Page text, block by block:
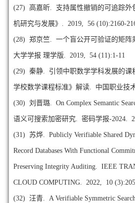
(27) 高嘉昕. 支持属性撤销的可追踪
机研究与发展》. 2019, 56 (10):2160-
(28) 郑京竺. 一个盲公开可验证的矩阵
大学学报 理学版. 2019, 54 (11):1-11
(29) 秦静. 引领中职数学学科发展的课
学校数学课程标准》解读. 中国职业技
(30) 刘晋璐. On Complex Semantic
语义可搜索加密研究. 密码学报-2024.
(31) 苏烨. Publicly Verifiable Shared
Record Databases With Functional
Preserving Integrity Auditing. IEEE
CLOUD COMPUTING. 2022, 10
(32) 汪青. A Verifiable Symmetric